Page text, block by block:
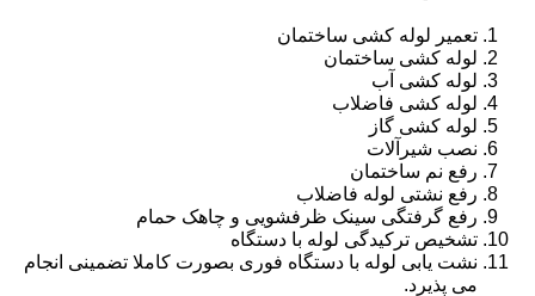
تعمیر لوله کشی ساختمان
لوله کشی ساختمان
لوله کشی آب
لوله کشی فاضلاب
لوله کشی گاز
نصب شیرآلات
رفع نم ساختمان
رفع نشتی لوله فاضلاب
رفع گرفتگی سینک ظرفشویی و چاهک حمام
تشخیص ترکیدگی لوله با دستگاه
نشت یابی لوله با دستگاه فوری بصورت کاملا تضمینی انجام
می پذیرد.